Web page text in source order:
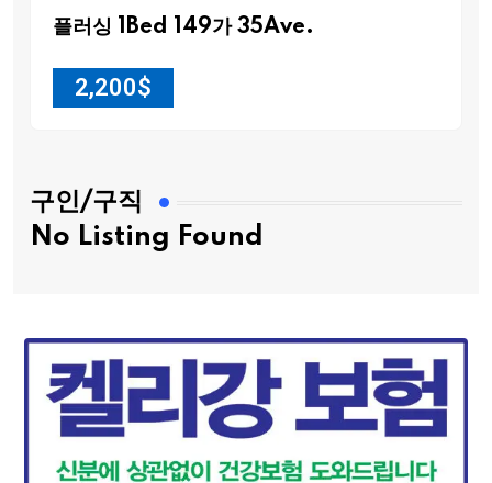
플러싱 1Bed 149가 35Ave.
2,200$
구인/구직
No Listing Found